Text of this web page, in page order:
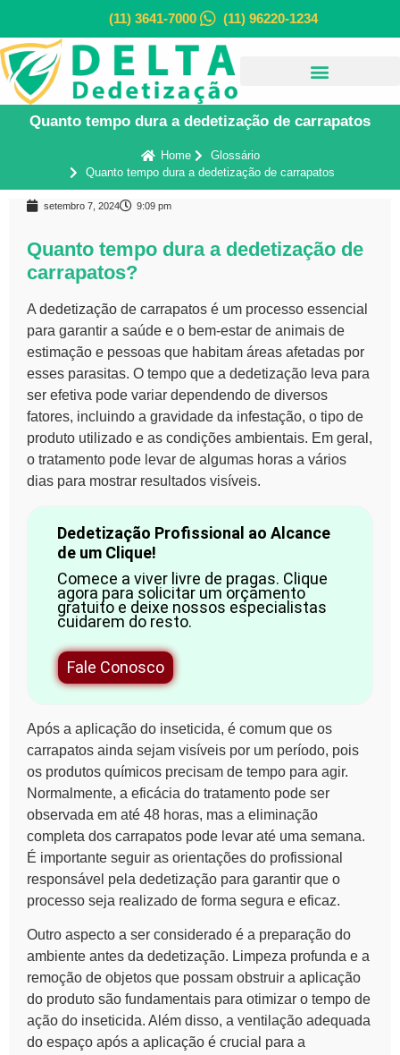
(11) 3641-7000 (11) 96220-1234
Quanto tempo dura a dedetização de carrapatos
Home
Glossário
Quanto tempo dura a dedetização de carrapatos
setembro 7, 2024 9:09 pm
Quanto tempo dura a dedetização de
carrapatos?
A dedetização de carrapatos é um processo essencial
para garantir a saúde e o bem-estar de animais de
estimação e pessoas que habitam áreas afetadas por
esses parasitas. O tempo que a dedetização leva para
ser efetiva pode variar dependendo de diversos
fatores, incluindo a gravidade da infestação, o tipo de
produto utilizado e as condições ambientais. Em geral,
o tratamento pode levar de algumas horas a vários
dias para mostrar resultados visíveis.
Dedetização Profissional ao Alcance
de um Clique!
Comece a viver livre de pragas. Clique
agora para solicitar um orçamento
gratuito e deixe nossos especialistas
cuidarem do resto.
Fale Conosco
Após a aplicação do inseticida, é comum que os
carrapatos ainda sejam visíveis por um período, pois
os produtos químicos precisam de tempo para agir.
Normalmente, a eficácia do tratamento pode ser
observada em até 48 horas, mas a eliminação
completa dos carrapatos pode levar até uma semana.
É importante seguir as orientações do profissional
responsável pela dedetização para garantir que o
processo seja realizado de forma segura e eficaz.
Outro aspecto a ser considerado é a preparação do
ambiente antes da dedetização. Limpeza profunda e a
remoção de objetos que possam obstruir a aplicação
do produto são fundamentais para otimizar o tempo de
ação do inseticida. Além disso, a ventilação adequada
do espaço após a aplicação é crucial para a